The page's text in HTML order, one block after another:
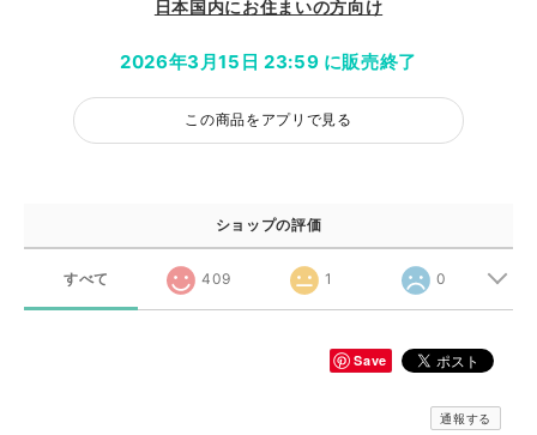
日本国内にお住まいの方向け
2026年3月15日 23:59 に販売終了
この商品をアプリで見る
ショップの評価
すべて 409 1 0
Save
通報する